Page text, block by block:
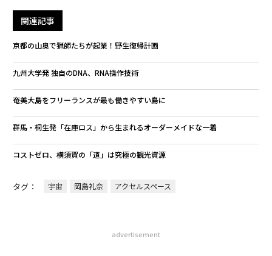
関連記事
京都の山奥で猟師たちが起業！野生復帰計画
九州大学発 独自のDNA、RNA操作技術
奄美大島をフリーランスが最も働きやすい島に
群馬・桐生発「在庫ロス」から生まれるオーダーメイドな一着
コストゼロ、横須賀の「道」は究極の観光資源
タグ： 宇宙 岡島礼奈 アクセルスペース
advertisement